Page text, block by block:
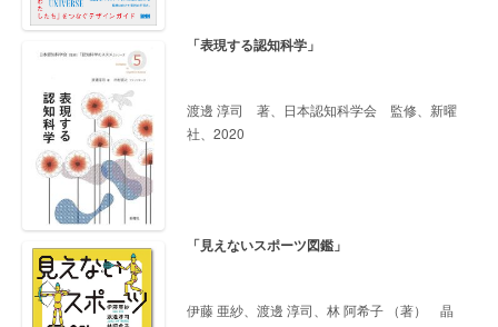
「表現する認知科学」
渡邊 淳司 著、日本認知科学会 監修、新曜
社、2020
「見えないスポーツ図鑑」
伊藤 亜紗、渡邊 淳司、林 阿希子 （著） 晶